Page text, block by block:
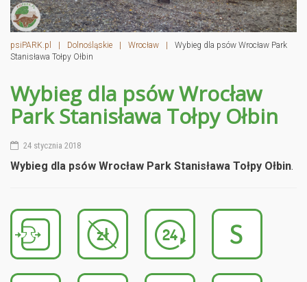
psiPARK.pl | Dolnośląskie | Wrocław |
Wybieg dla psów Wrocław Park
Stanisława Tołpy Ołbin
Wybieg dla psów Wrocław
Park Stanisława Tołpy Ołbin
24 stycznia 2018
Wybieg dla psów Wrocław Park Stanisława Tołpy Ołbin.